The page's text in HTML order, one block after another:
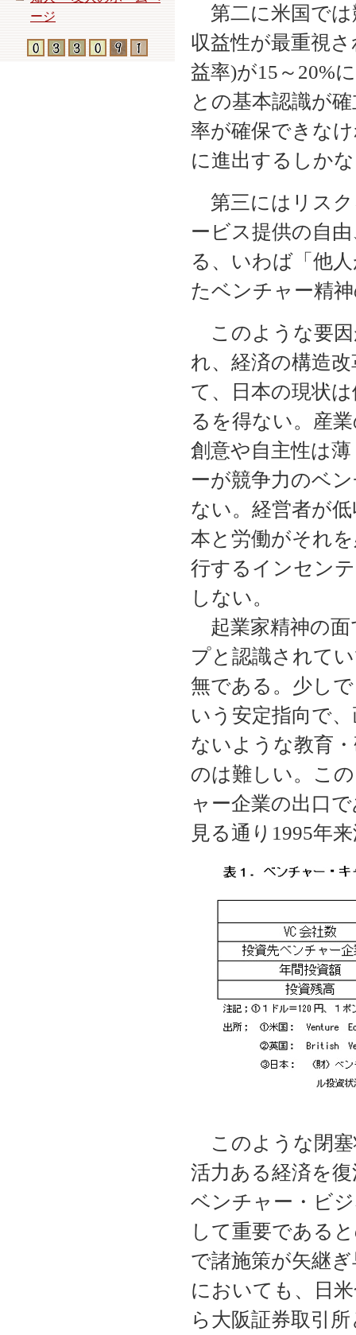
ージ
第二に米国では
収益性が最重視
益率)が15～20%
との基本認識が
率が確保できな
に進出するしか
第三にはリスク
ービス提供の自
る、いわば「他
たベンチャー精
このような要因
れ、経済の構造
て、日本の現状
るを得ない。産
創意や自主性は
ーが競争力のベ
ない。経営者が
本と労働がそれ
行するインセン
しない。
起業家精神の面
プと認識されて
無である。少し
いう安定指向で
ないような教育
のは難しい。こ
ャー企業の出口
見る通り1995年
このような閉塞
活力ある経済を
ベンチャー・ビ
して重要である
で諸施策が矢継
においても、日
ら大阪証券取引